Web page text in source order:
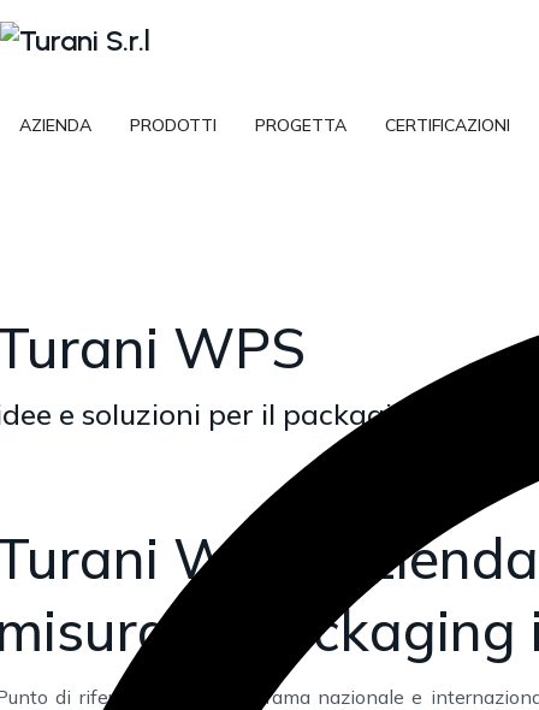
AZIENDA PRODOTTI PROGETTA CERTIFICAZIONI
WPS
e soluzioni per il packaging in legno
WPS,
di packaging
di riferimento nel panorama nazionale e